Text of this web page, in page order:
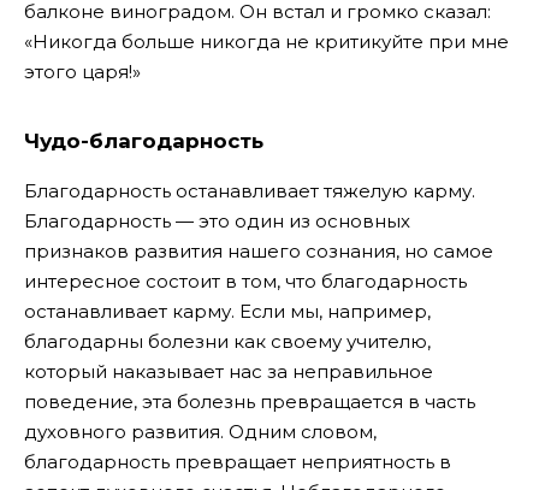
балконе виноградом. Он встал и громко сказал:
«Никогда больше никогда не критикуйте при мне
этого царя!»
Чудо-благодарность
Благодарность останавливает тяжелую карму.
Благодарность — это один из основных
признаков развития нашего сознания, но самое
интересное состоит в том, что благодарность
останавливает карму. Если мы, например,
благодарны болезни как своему учителю,
который наказывает нас за неправильное
поведение, эта болезнь превращается в часть
духовного развития. Одним словом,
благодарность превращает неприятность в